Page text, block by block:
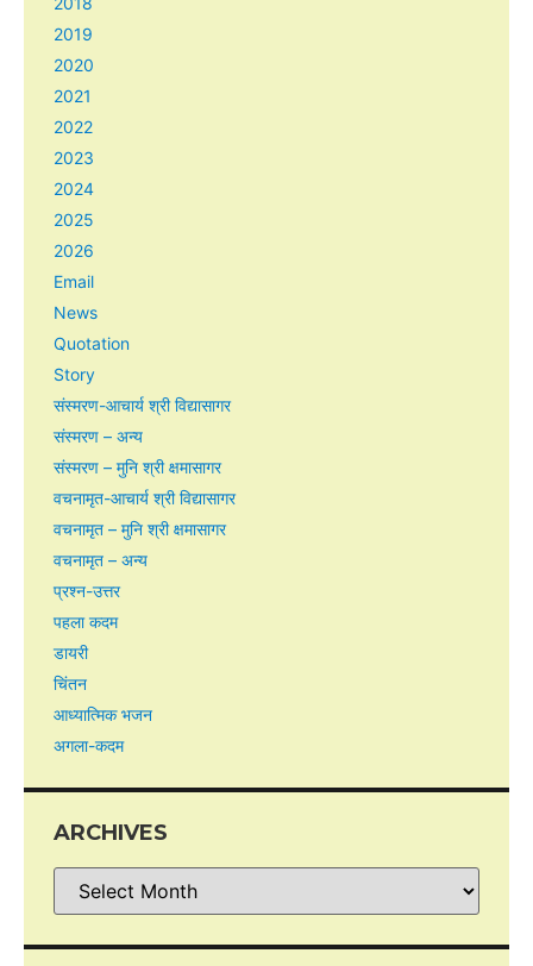
2019
2020
2021
2022
2023
2024
2025
2026
Email
News
Quotation
Story
संस्मरण-आचार्य श्री विद्यासागर
संस्मरण – अन्य
संस्मरण – मुनि श्री क्षमासागर
वचनामृत-आचार्य श्री विद्यासागर
वचनामृत – मुनि श्री क्षमासागर
वचनामृत – अन्य
प्रश्न-उत्तर
पहला कदम
डायरी
चिंतन
आध्यात्मिक भजन
अगला-कदम
ARCHIVES